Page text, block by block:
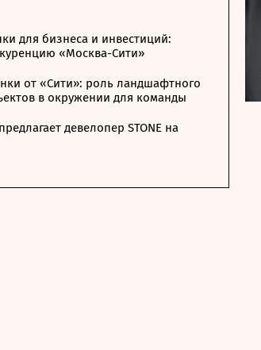
для бизнеса и инвестиций:
«Москва-Сити»
от «Сити»: роль ландшафтного
в окружении для команды
девелопер STONE на